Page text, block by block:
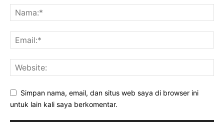
Simpan nama, email, dan situs web saya di browser ini
untuk lain kali saya berkomentar.